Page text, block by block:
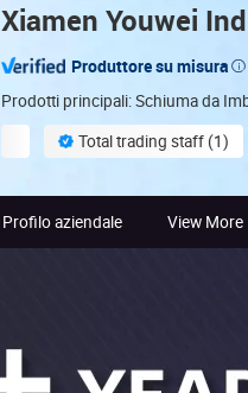
Xiamen Youwei
Produttore su misura
Prodotti principali: Schiuma da
Total trading staff (1)
Profilo aziendale View More